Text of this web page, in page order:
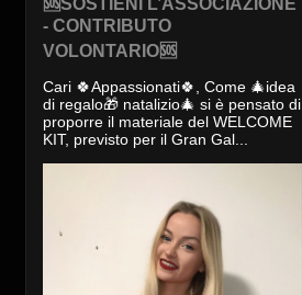
- CONTRIBUTO
VOLONTARIO🆘
Cari 🍀Appassionati🍀, Come 🎄idea
di regalo🎁 natalizio🎄 si è pensato di
proporre il materiale del WELCOME
KIT, previsto per il Gran Gal...